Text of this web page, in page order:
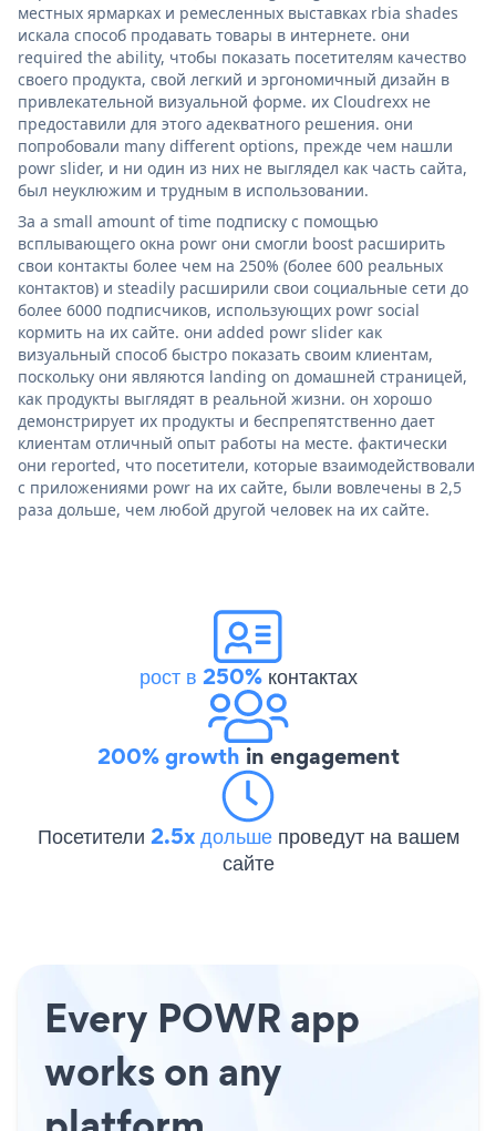
местных ярмарках и ремесленных выставках rbia shades
искала способ продавать товары в интернете. они
required the ability, чтобы показать посетителям качество
своего продукта, свой легкий и эргономичный дизайн в
привлекательной визуальной форме. их Cloudrexx не
предоставили для этого адекватного решения. они
попробовали many different options, прежде чем нашли
powr slider, и ни один из них не выглядел как часть сайта,
был неуклюжим и трудным в использовании.
За a small amount of time подписку с помощью
всплывающего окна powr они смогли boost расширить
свои контакты более чем на 250% (более 600 реальных
контактов) и steadily расширили свои социальные сети до
более 6000 подписчиков, использующих powr social
кормить на их сайте. они added powr slider как
визуальный способ быстро показать своим клиентам,
поскольку они являются landing on домашней страницей,
как продукты выглядят в реальной жизни. он хорошо
демонстрирует их продукты и беспрепятственно дает
клиентам отличный опыт работы на месте. фактически
они reported, что посетители, которые взаимодействовали
с приложениями powr на их сайте, были вовлечены в 2,5
раза дольше, чем любой другой человек на их сайте.
рост в 250%контактах
200% growth in engagement
Посетители 2.5x дольше проведут на вашем
сайте
Every POWR app
works on any